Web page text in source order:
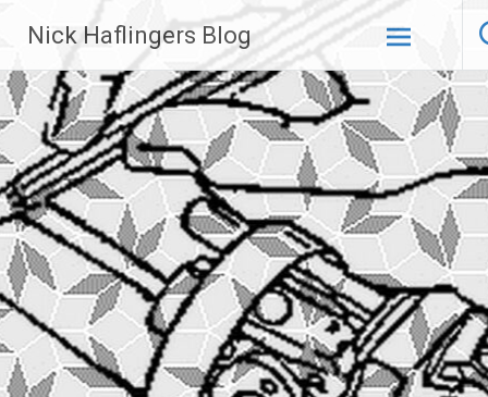
Inhalt
springen
Nick Haflingers Blog